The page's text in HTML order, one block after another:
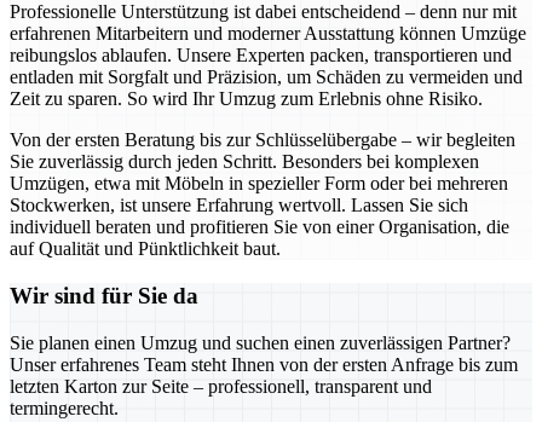
Professionelle Unterstützung ist dabei entscheidend – denn nur mit
erfahrenen Mitarbeitern und moderner Ausstattung können Umzüge
reibungslos ablaufen. Unsere Experten packen, transportieren und
entladen mit Sorgfalt und Präzision, um Schäden zu vermeiden und
Zeit zu sparen. So wird Ihr Umzug zum Erlebnis ohne Risiko.
Von der ersten Beratung bis zur Schlüsselübergabe – wir begleiten
Sie zuverlässig durch jeden Schritt. Besonders bei komplexen
Umzügen, etwa mit Möbeln in spezieller Form oder bei mehreren
Stockwerken, ist unsere Erfahrung wertvoll. Lassen Sie sich
individuell beraten und profitieren Sie von einer Organisation, die
auf Qualität und Pünktlichkeit baut.
Wir sind für Sie da
Sie planen einen Umzug und suchen einen zuverlässigen Partner?
Unser erfahrenes Team steht Ihnen von der ersten Anfrage bis zum
letzten Karton zur Seite – professionell, transparent und
termingerecht.